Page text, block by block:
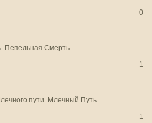
0
Пепельная Смерть
1
пути Млечный Путь
1